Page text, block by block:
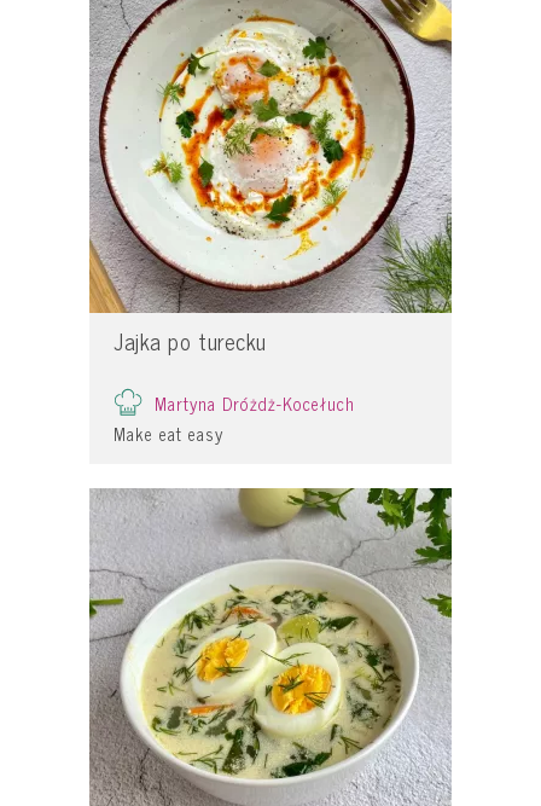
Jajka po turecku
Martyna Dróżdż-Kocełuch
Make eat easy